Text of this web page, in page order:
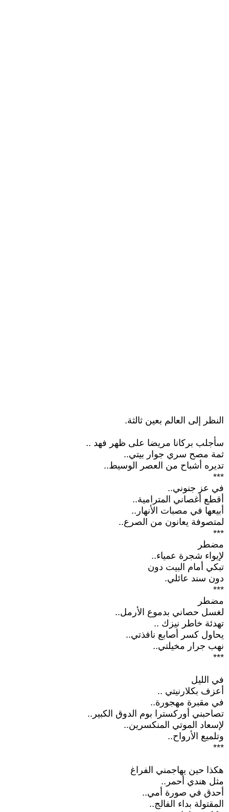
النظر إلى العالم بعين ثالثة.
سأجلب بركانا مريضا على ظهر فهد ..
ثمة مصح سري جوار بيتي..
تديره أشباح من العصر الوسيط..
***
في عز جنوني..
أقطع أغصاني المترامية..
أبيعها في مصبات الأنهار..
لمتصوفة يعانون من الصرع..
***
مضطر
لإيواء شجرة عمياء..
تبكي أمام البيت دون
دون سند عائلي.
***
مضطر
لغسل حصاني بدموع الأرمل..
تهدئة خاطر نيزك ..
يحاول كسر أصابع نافذتي..
نهب جرار مخيلتي..
***
في الليل
أعزف بكلارنيتي ..
في مقبرة مهجورة..
تصاحبني أوركسترا بوم الدوق الكبير..
لإسعاد الموتي المنكسرين..
وتلميع الأرواح..
***
هكذا حين يهاجمني الفراغ
مثل هندي أحمر..
أحدق في صورة أمي..
المقتولة بداء الفالج..